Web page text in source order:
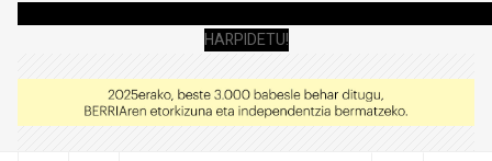
HARPIDETU!